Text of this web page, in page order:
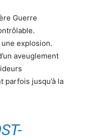
Guerre
explosion.
aveuglement
jusqu’à la